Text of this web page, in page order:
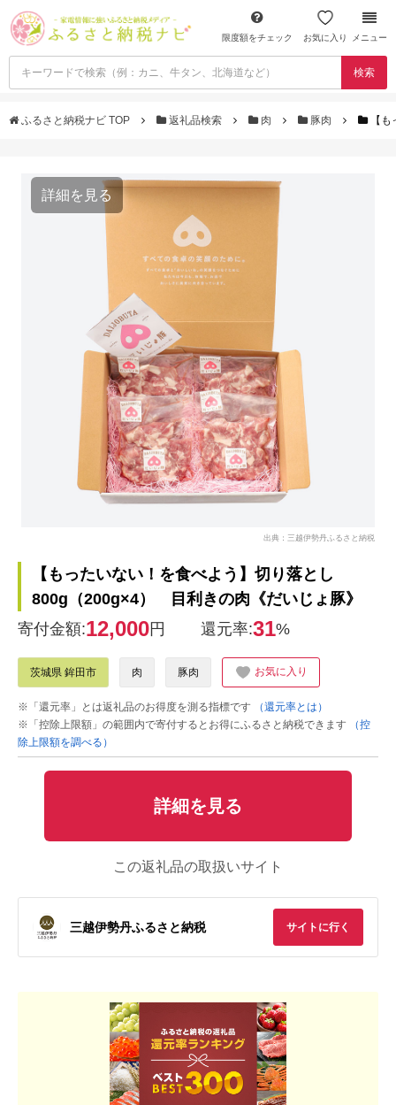
限度額をチェック お気に入り メニュー
検索
ふるさと納税ナビ TOP 返礼品検索 肉 豚肉 【
詳細を見る
出典：三越伊勢丹ふるさと納税
【もったいない！を食べよう】切り落とし
800g（200g×4） 目利きの肉《だいじょ豚》
寄付金額:12,000円 還元率:31%
茨城県 鉾田市 肉 豚肉 お気に入り
※「還元率」とは返礼品のお得度を測る指標です
（還元率とは）
※「控除上限額」の範囲内で寄付するとお得にふるさと納税できます
（控
除上限額を調べる）
詳細を見る
この返礼品の取扱いサイト
三越伊勢丹ふるさと納税 サイトに行く